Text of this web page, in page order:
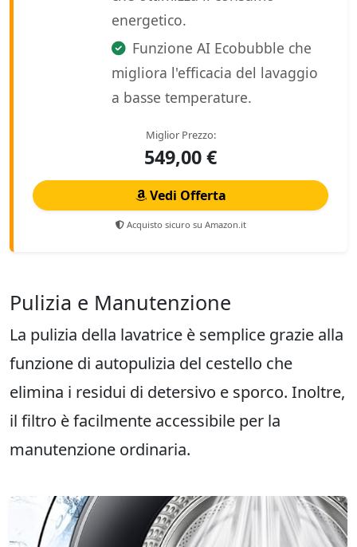
energetico.
Funzione AI Ecobubble che
migliora l'efficacia del lavaggio
a basse temperature.
Miglior Prezzo:
549,00 €
Vedi Offerta
Acquisto sicuro su Amazon.it
Pulizia e Manutenzione
La pulizia della lavatrice è semplice grazie alla
funzione di autopulizia del cestello che
elimina i residui di detersivo e sporco. Inoltre,
il filtro è facilmente accessibile per la
manutenzione ordinaria.